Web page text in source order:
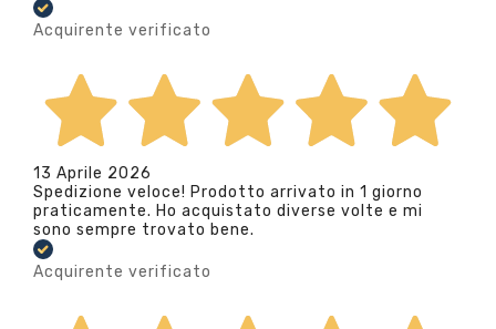
Acquirente verificato
13 Aprile 2026
Spedizione veloce! Prodotto arrivato in 1 giorno
praticamente. Ho acquistato diverse volte e mi
sono sempre trovato bene.
Acquirente verificato